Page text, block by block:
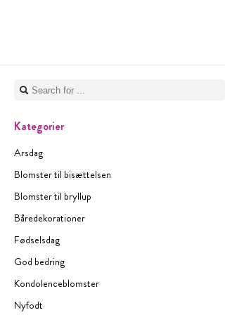
Kategorier
Arsdag
Blomster til bisættelsen
Blomster til bryllup
Båredekorationer
Fødselsdag
God bedring
Kondolenceblomster
Nyfodt